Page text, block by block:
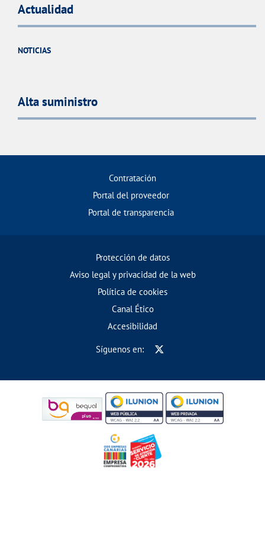
Actualidad
NOTICIAS
Alta suministro
Contratación
Portal del proveedor
Portal de transparencia
Protección de datos
Aviso legal y privacidad de la web
Política de cookies
Canal Ético
Accesibilidad
Síguenos en: